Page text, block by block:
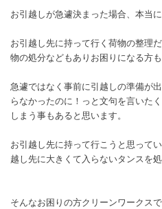
お引越しが急遽決まった場合、本当
お引越し先に持って行く荷物の整理
物の処分などもありお困りになる方
急遽ではなく事前に引越しの準備が
らなかったのに！っと文句を言いた
しまう事もあると思います。
お引越し先に持って行こうと思って
越し先に大きくて入らないタンスを
そんなお困りの方クリーンワークス